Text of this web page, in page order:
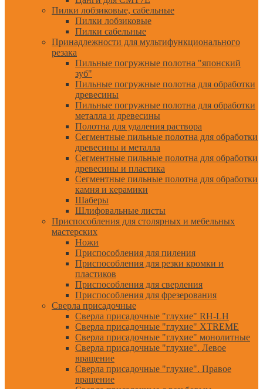
Пилки лобзиковые, сабельные
Пилки лобзиковые
Пилки сабельные
Принадлежности для мультифункционального
резака
Пильные погружные полотна "японский
зуб"
Пильные погружные полотна для обработки
древесины
Пильные погружные полотна для обработки
металла и древесины
Полотна для удаления раствора
Сегментные пильные полотна для обработки
древесины и металла
Сегментные пильные полотна для обработки
древесины и пластика
Сегментные пильные полотна для обработки
камня и керамики
Шаберы
Шлифовальные листы
Приспособления для столярных и мебельных
мастерских
Ножи
Приспособления для пиления
Приспособления для резки кромки и
пластиков
Приспособления для сверления
Приспособления для фрезерования
Сверла присадочные
Сверла присадочные "глухие" RH-LH
Сверла присадочные "глухие" XTREME
Сверла присадочные "глухие" монолитные
Сверла присадочные "глухие". Левое
вращение
Сверла присадочные "глухие". Правое
вращение